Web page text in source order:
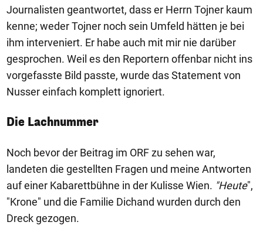
Journalisten geantwortet, dass er Herrn Tojner kaum
kenne; weder Tojner noch sein Umfeld hätten je bei
ihm interveniert. Er habe auch mit mir nie darüber
gesprochen. Weil es den Reportern offenbar nicht ins
vorgefasste Bild passte, wurde das Statement von
Nusser einfach komplett ignoriert.
Die Lachnummer
Noch bevor der Beitrag im ORF zu sehen war,
landeten die gestellten Fragen und meine Antworten
auf einer Kabarettbühne in der Kulisse Wien. "Heute",
"Krone" und die Familie Dichand wurden durch den
Dreck gezogen.